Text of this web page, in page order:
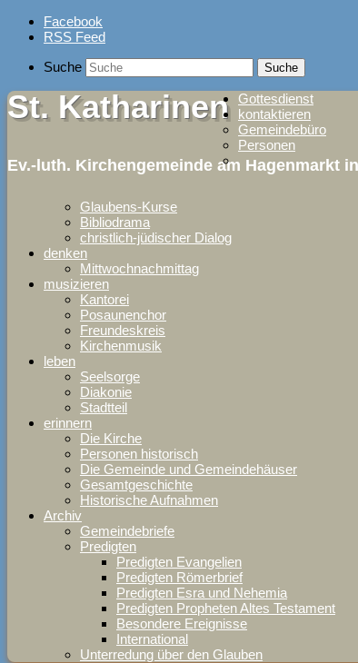
Skip
Facebook
RSS Feed
Suche
St. Katharinen
Ev.-luth. Kirchengemeinde am Hagenmarkt
Gottesdienst
kontaktieren
Gemeindebüro
Personen
Glaubens-Kurse
Bibliodrama
christlich-jüdischer Dialog
denken
Mittwochnachmittag
musizieren
Kantorei
Posaunenchor
Freundeskreis
Kirchenmusik
leben
Seelsorge
Diakonie
Stadtteil
erinnern
Die Kirche
Personen historisch
Die Gemeinde und Gemeindehäuser
Gesamtgeschichte
Historische Aufnahmen
Archiv
Gemeindebriefe
Predigten
Predigten Evangelien
Predigten Römerbrief
Predigten Esra und Nehemia
Predigten Propheten Altes Testament
Besondere Ereignisse
International
Unterredung über den Glauben